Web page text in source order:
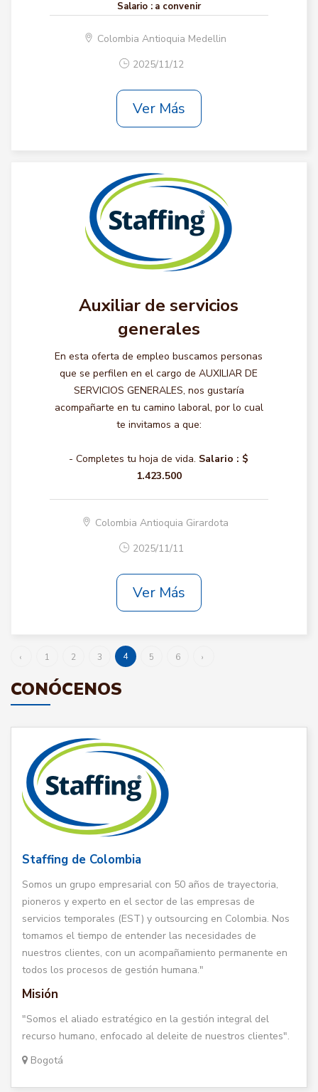
Salario : a convenir
Colombia Antioquia Medellin
2025/11/12
Ver Más
Auxiliar de servicios
generales
En esta oferta de empleo buscamos personas
que se perfilen en el cargo de AUXILIAR DE
SERVICIOS GENERALES, nos gustaría
acompañarte en tu camino laboral, por lo cual
te invitamos a que:
- Completes tu hoja de vida. Salario : $
1.423.500
Colombia Antioquia Girardota
2025/11/11
Ver Más
‹ 1 2 3 4 5 6 ›
CONÓCENOS
Staffing de Colombia
Somos un grupo empresarial con 50 años de trayectoria,
pioneros y experto en el sector de las empresas de
servicios temporales (EST) y outsourcing en Colombia. Nos
tomamos el tiempo de entender las necesidades de
nuestros clientes, con un acompañamiento permanente en
todos los procesos de gestión humana."
Misión
"Somos el aliado estratégico en la gestión integral del
recurso humano, enfocado al deleite de nuestros clientes".
Bogotá